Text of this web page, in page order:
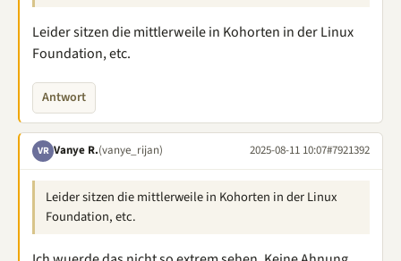
Leider sitzen die mittlerweile in Kohorten in der Linux
Foundation, etc.
Antwort
VR Vanye R.(vanye_rijan) 2025-08-11 10:07#7921392
Leider sitzen die mittlerweile in Kohorten in der Linux
Foundation, etc.